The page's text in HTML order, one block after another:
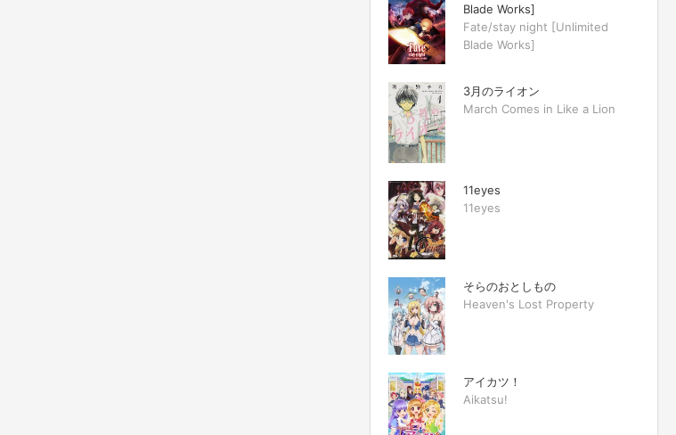
Blade Works]
Fate/stay night [Unlimited
Blade Works]
3月のライオン
March Comes in Like a Lion
11eyes
11eyes
そらのおとしもの
Heaven's Lost Property
アイカツ！
Aikatsu!